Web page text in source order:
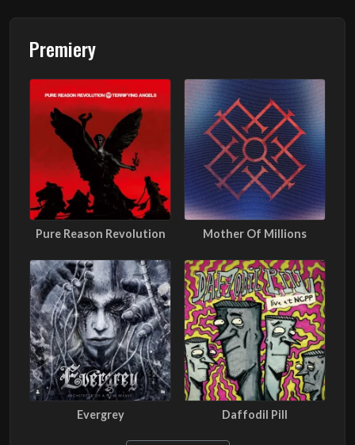
Premiery
Pure Reason Revolution Mother Of Millions
Evergrey Daffodil Pill